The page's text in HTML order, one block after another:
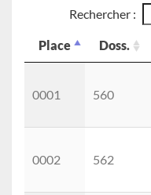
Rechercher :
Place Doss.
0001
560
0002 562